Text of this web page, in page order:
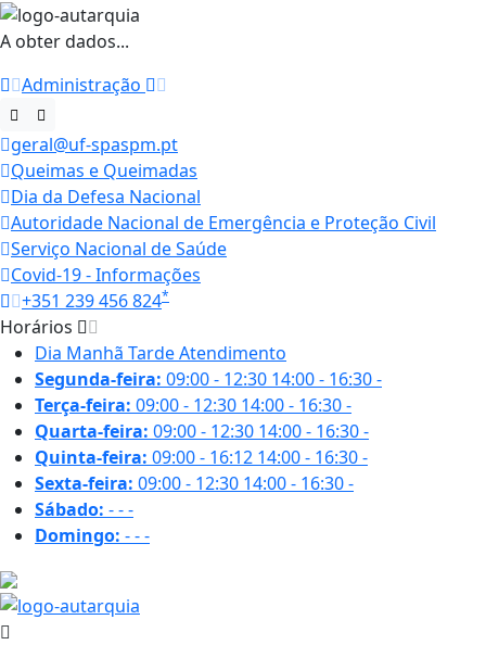
A obter dados...
Administração
geral@uf-spaspm.pt
Queimas e Queimadas
Dia da Defesa Nacional
Autoridade Nacional de Emergência e Proteção Civil
Serviço Nacional de Saúde
Covid-19 - Informações
+351 239 456 824*
Horários
Dia Manhã TardeAtendimento
Segunda-feira: 09:00 - 12:30 14:00 - 16:30-
Terça-feira: 09:00 - 12:30 14:00 - 16:30-
Quarta-feira: 09:00 - 12:30 14:00 - 16:30-
Quinta-feira: 09:00 - 16:12 14:00 - 16:30-
Sexta-feira: 09:00 - 12:30 14:00 - 16:30-
Sábado: ---
Domingo: ---